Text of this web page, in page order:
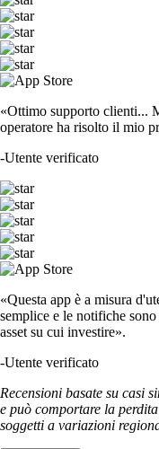
«Ottimo supporto clienti...
operatore ha risolto il mio
-Utente verificato
«Questa app è a misura
semplice e le notifiche
asset su cui investire».
-Utente verificato
Recensioni basate su casi
e può comportare la
soggetti a variazioni